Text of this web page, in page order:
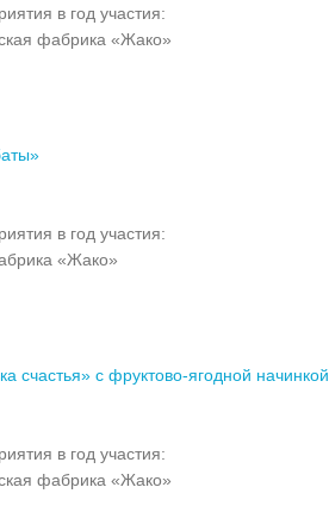
в год участия:
фабрика «Жако»
в год участия:
«Жако»
счастья» с фруктово-ягодной начинкой
в год участия:
фабрика «Жако»